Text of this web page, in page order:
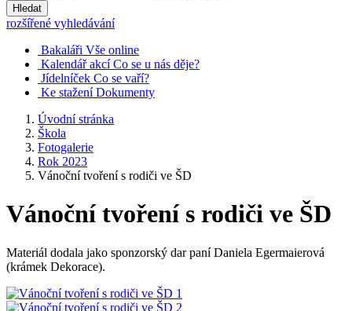
Hledat
rozšířené vyhledávání
Bakaláři Vše online
Kalendář akcí Co se u nás děje?
Jídelníček Co se vaří?
Ke stažení Dokumenty
Úvodní stránka
Škola
Fotogalerie
Rok 2023
Vánoční tvoření s rodiči ve ŠD
Vánoční tvoření s rodiči ve ŠD
Materiál dodala jako sponzorský dar paní Daniela Egermaierová
(krámek Dekorace).